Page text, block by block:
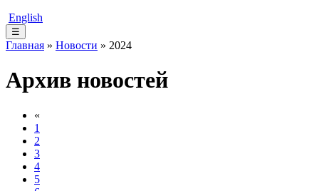
English
☰
Главная » Новости » 2024
Архив новостей
«
1
2
3
4
5